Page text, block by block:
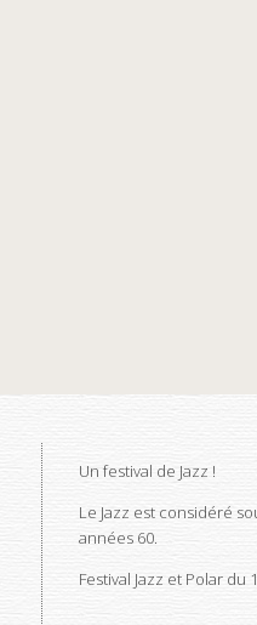
Un festival de Jazz !
Le Jazz est considéré
années 60.
Festival Jazz et Polar du